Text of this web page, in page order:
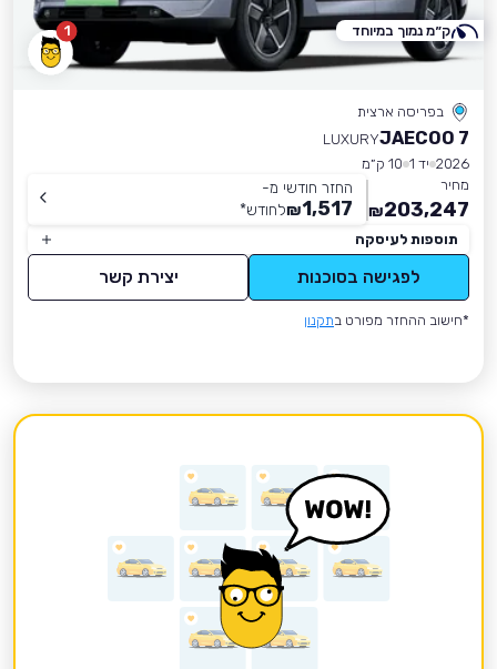
1
בפריסה ארצית
JAECOO 7
LUXURY
2026 יד 1
10 ק״מ
מחיר
203,247
₪
החזר חודשי מ-
1,517
₪לחודש*
תוספות לעיסקה
לפגישה בסוכנות יצירת קשר
*חישוב ההחזר מפורט בתקנון
ק״מ נמוך במיוחד